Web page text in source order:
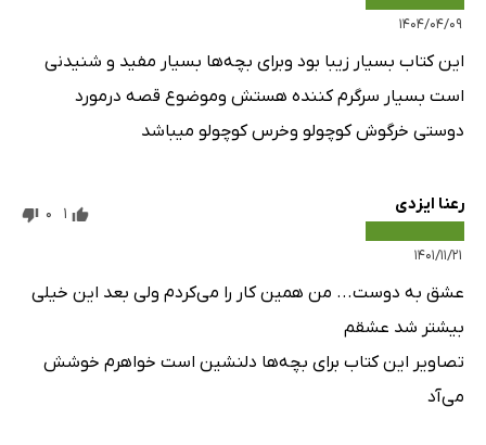
۱۴۰۴/۰۴/۰۹
این کتاب بسیار زیبا بود وبرای بچه‌ها بسیار مفید و شنیدنی
است بسیار سرگرم کننده هستش وموضوع قصه درمورد
دوستی خرگوش کوچولو وخرس کوچولو میباشد
رعنا ایزدی
۱۴۰۱/۱۱/۲۱
1
0
عشق به دوست... من همین کار را می‌کردم ولی بعد این خیلی
بیشتر شد عشقم
تصاویر این کتاب برای بچه‌ها دلنشین است خواهرم خوشش
می‌آد